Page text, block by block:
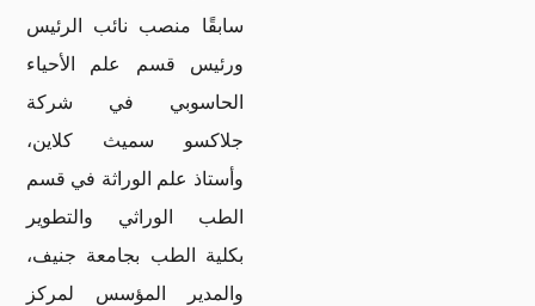
سابقًا منصب نائب الرئيس
ورئيس قسم علم الأحياء
الحاسوبي في شركة
جلاكسو سميث كلاين،
وأستاذ علم الوراثة في قسم
الطب الوراثي والتطوير
بكلية الطب بجامعة جنيف،
والمدير المؤسس لمركز